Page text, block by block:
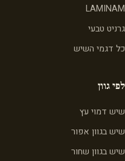
LAMINAM
גרניט טבעי
כל דגמי השיש
לפי גוון
שיש דמוי עץ
שיש בגוון אפור
שיש בגוון שחור